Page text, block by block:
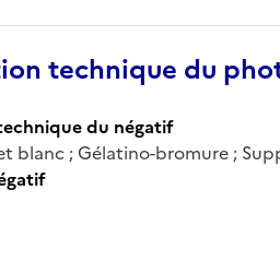
technique du
du négatif
blanc ; Gélatino-bromure ;